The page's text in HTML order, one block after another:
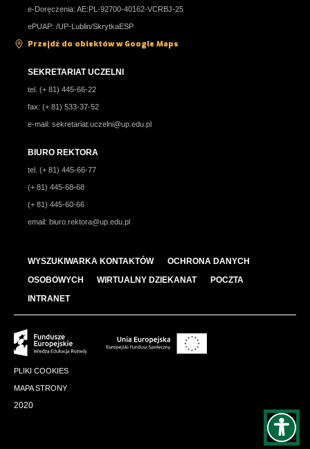
e-Doręczenia: AE:PL-92700-40162-VCRBJ-25
ePUAP: /UP-Lublin/SkrytkaESP
Przejdź do obiektów w Google Maps
SEKRETARIAT UCZELNI
tel. (+ 81) 445-66-22
fax: (+ 81) 533-37-52
e-mail: sekretariat.uczelni@up.edu.pl
BIURO REKTORA
tel. (+ 81) 445-66-77
(+ 81) 445-68-68
(+ 81) 445-60-66
email: biuro.rektora@up.edu.pl
WYSZUKIWARKA KONTAKTÓW
OCHRONA DANYCH
OSOBOWYCH
WIRTUALNY DZIEKANAT
POCZTA
INTRANET
PLIKI COOKIES
MAPA STRONY
2020